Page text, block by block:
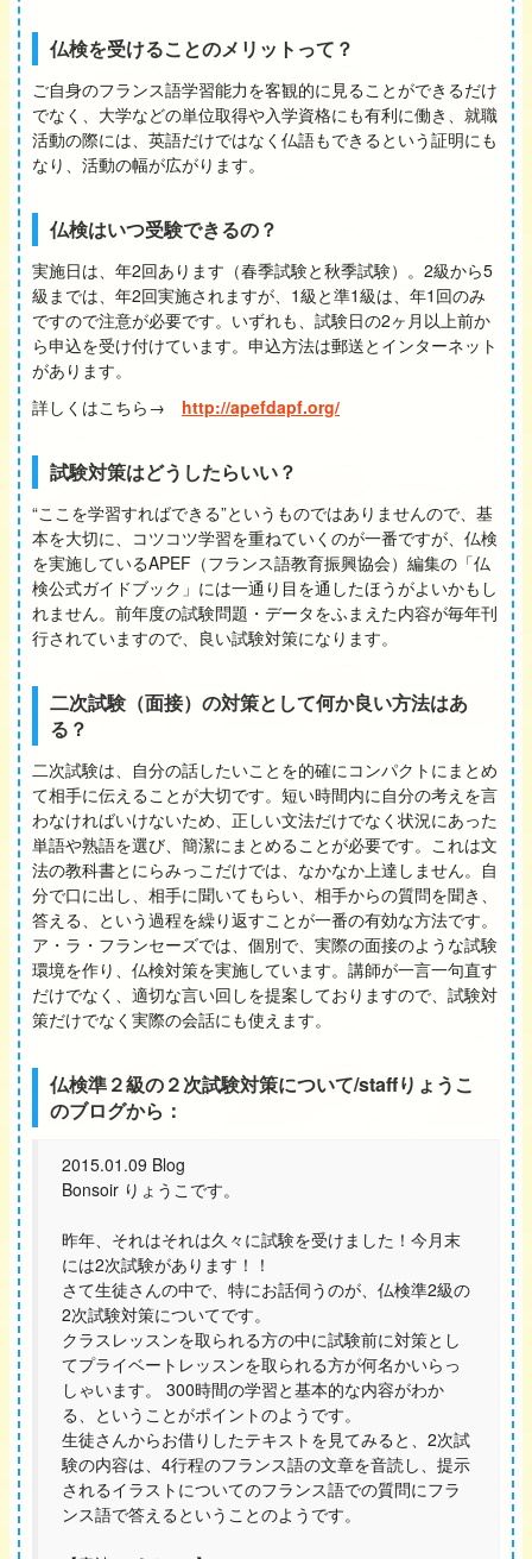
仏検を受けることのメリットって？
ご自身のフランス語学習能力を客観的に見ることができるだけ
でなく、大学などの単位取得や入学資格にも有利に働き、就職
活動の際には、英語だけではなく仏語もできるという証明にも
なり、活動の幅が広がります。
仏検はいつ受験できるの？
実施日は、年2回あります（春季試験と秋季試験）。2級から5
級までは、年2回実施されますが、1級と準1級は、年1回のみ
ですので注意が必要です。いずれも、試験日の2ヶ月以上前か
ら申込を受け付けています。申込方法は郵送とインターネット
があります。
詳しくはこちら→ http://apefdapf.org/
試験対策はどうしたらいい？
“ここを学習すればできる”というものではありませんので、基
本を大切に、コツコツ学習を重ねていくのが一番ですが、仏検
を実施しているAPEF（フランス語教育振興協会）編集の「仏
検公式ガイドブック」には一通り目を通したほうがよいかもし
れません。前年度の試験問題・データをふまえた内容が毎年刊
行されていますので、良い試験対策になります。
二次試験（面接）の対策として何か良い方法はあ
る？
二次試験は、自分の話したいことを的確にコンパクトにまとめ
て相手に伝えることが大切です。短い時間内に自分の考えを言
わなければいけないため、正しい文法だけでなく状況にあった
単語や熟語を選び、簡潔にまとめることが必要です。これは文
法の教科書とにらみっこだけでは、なかなか上達しません。自
分で口に出し、相手に聞いてもらい、相手からの質問を聞き、
答える、という過程を繰り返すことが一番の有効な方法です。
ア・ラ・フランセーズでは、個別で、実際の面接のような試験
環境を作り、仏検対策を実施しています。講師が一言一句直す
だけでなく、適切な言い回しを提案しておりますので、試験対
策だけでなく実際の会話にも使えます。
仏検準２級の２次試験対策について/staffりょうこ
のブログから：
2015.01.09 Blog
Bonsoir りょうこです。
昨年、それはそれは久々に試験を受けました！今月末
には2次試験があります！！
さて生徒さんの中で、特にお話伺うのが、仏検準2級の
2次試験対策についてです。
クラスレッスンを取られる方の中に試験前に対策とし
てプライベートレッスンを取られる方が何名かいらっ
しゃいます。 300時間の学習と基本的な内容がわか
る、ということがポイントのようです。
生徒さんからお借りしたテキストを見てみると、2次試
験の内容は、4行程のフランス語の文章を音読し、提示
されるイラストについてのフランス語での質問にフラ
ンス語で答えるということのようです。